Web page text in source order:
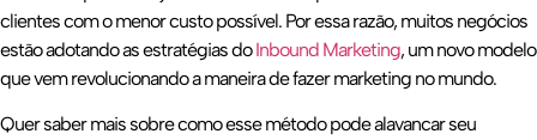
clientes com o menor custo possível. Por essa razão, muitos negócios
estão adotando as estratégias doInbound Marketing, um novo modelo
que vem revolucionando a maneira de fazer marketing no mundo.
Quer saber mais sobre como esse método pode alavancar seu